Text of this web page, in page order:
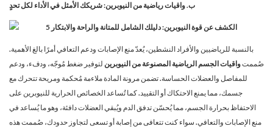
ب. واقيات رياضية من النيوبرين: شريكك الأمثل في الأداء لكل تحدٍ
بالنسبة للرياضيين والأفراد النشطين، يُعدّ منع الإصابات ودعم التعافي أمرًا بالغ الأهمية.
صُممتواقيات الجسم الرياضية المصنوعة من النيوبرين لتوفير ضغط مُوجّه، ودفء، ودعم
للمفاصل والعضلات الحساسة. تضمن مرونة المادة ملاءمة مُحكمة ومريحة تتحرك مع
جسمك، مما يمنع الاحتكاك أو التقييد. كما تُساعد الخصائص الحرارية للنيوبرين على
الاحتفاظ بحرارة الجسم، مما يُحسّن تدفق الدم ويُبقي العضلات دافئة، وهو ما يُساعد في
منع الإصابات والتعافي. سواء كنت تتعافى من إصابة أو تسعى لتجاوز حدودك، صُممت هذه